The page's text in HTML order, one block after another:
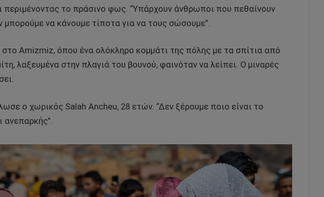
περιμένοντας το πράσινο φως. “Υπάρχουν άνθρωποι που πεθαίνουν
να κάνουμε τίποτα για να τους σώσουμε”.
Amizmiz, όπου ένα ολόκληρο κομμάτι της πόλης με τα σπίτια από
λαξευμένα στην πλαγιά του βουνού, φαινόταν να λείπει. Ο μιναρές
ο χωρικός Salah Ancheu, 28 ετών. “Δεν ξέρουμε ποιο είναι το
ανεπαρκής”.